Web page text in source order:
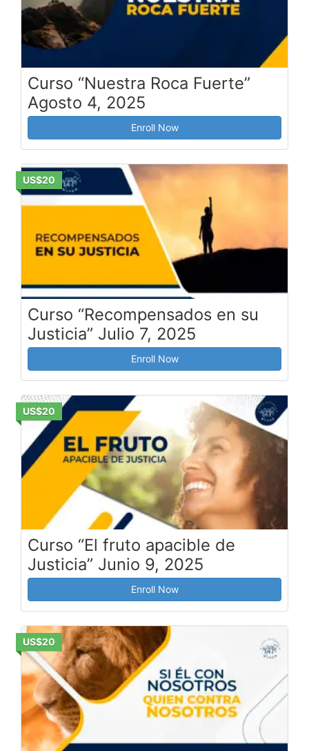
Curso “Nuestra Roca Fuerte”
Agosto 4, 2025
Enroll Now
US$20
Curso “Recompensados en su
Justicia” Julio 7, 2025
Enroll Now
US$20
Curso “El fruto apacible de
Justicia” Junio 9, 2025
Enroll Now
US$20